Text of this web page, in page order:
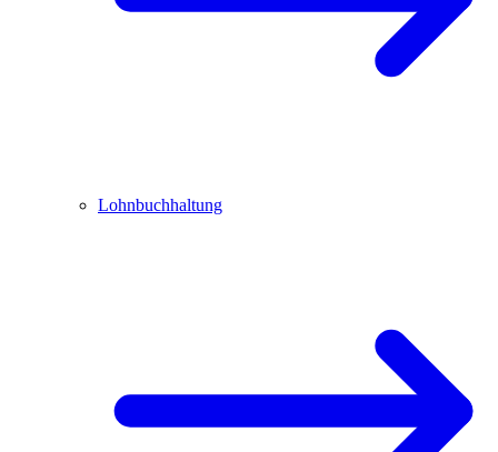
Lohnbuchhaltung